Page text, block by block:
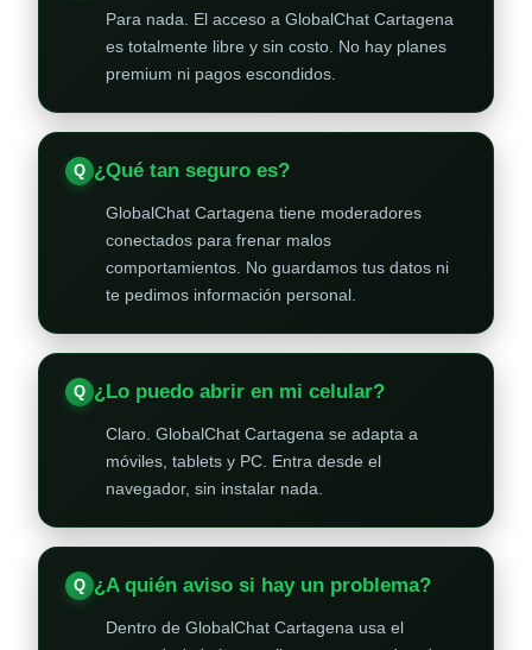
Para nada. El acceso a GlobalChat Cartagena
es totalmente libre y sin costo. No hay planes
premium ni pagos escondidos.
¿Qué tan seguro es?
GlobalChat Cartagena tiene moderadores
conectados para frenar malos
comportamientos. No guardamos tus datos ni
te pedimos información personal.
¿Lo puedo abrir en mi celular?
Claro. GlobalChat Cartagena se adapta a
móviles, tablets y PC. Entra desde el
navegador, sin instalar nada.
¿A quién aviso si hay un problema?
Dentro de GlobalChat Cartagena usa el